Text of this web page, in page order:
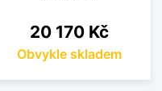
Cena
20 170 Kč
Obvykle skladem